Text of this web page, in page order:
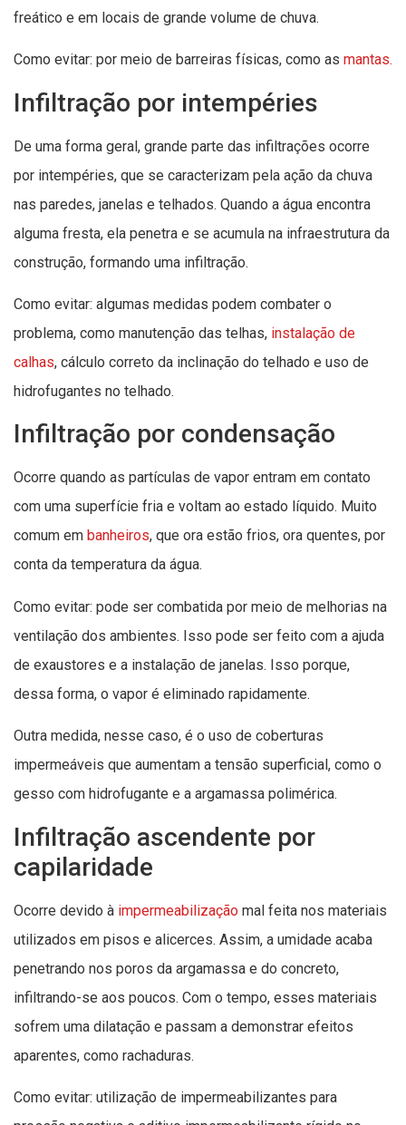
freático e em locais de grande volume de chuva.
Como evitar: por meio de barreiras físicas, como as mantas.
Infiltração por intempéries
De uma forma geral, grande parte das infiltrações ocorre
por intempéries, que se caracterizam pela ação da chuva
nas paredes, janelas e telhados. Quando a água encontra
alguma fresta, ela penetra e se acumula na infraestrutura da
construção, formando uma infiltração.
Como evitar: algumas medidas podem combater o
problema, como manutenção das telhas, instalação de
calhas, cálculo correto da inclinação do telhado e uso de
hidrofugantes no telhado.
Infiltração por condensação
Ocorre quando as partículas de vapor entram em contato
com uma superfície fria e voltam ao estado líquido. Muito
comum em banheiros, que ora estão frios, ora quentes, por
conta da temperatura da água.
‍Como evitar: pode ser combatida por meio de melhorias na
ventilação dos ambientes. Isso pode ser feito com a ajuda
de exaustores e a instalação de janelas. Isso porque,
dessa forma, o vapor é eliminado rapidamente.
Outra medida, nesse caso, é o uso de coberturas
impermeáveis que aumentam a tensão superficial, como o
gesso com hidrofugante e a argamassa polimérica.
Infiltração ascendente por
capilaridade
Ocorre devido à impermeabilização mal feita nos materiais
utilizados em pisos e alicerces. Assim, a umidade acaba
penetrando nos poros da argamassa e do concreto,
infiltrando-se aos poucos. Com o tempo, esses materiais
sofrem uma dilatação e passam a demonstrar efeitos
aparentes, como rachaduras.
Como evitar: utilização de impermeabilizantes para